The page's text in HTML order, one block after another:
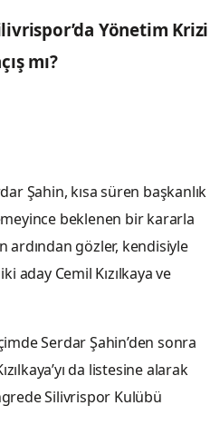
Yönetim Krizi
mı?
Şahin, kısa süren başkanlık
beklenen bir kararla
ardından gözler, kendisiyle
aday Cemil Kızılkaya ve
Serdar Şahin’den sonra
da listesine alarak
Silivrispor Kulübü